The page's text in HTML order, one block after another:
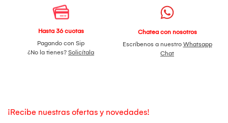
Hasta 36 cuotas
Pagando con Sip
¿No la tienes? Solicítala
Chatea con nosotros
Escríbenos a nuestro Whatsapp
Chat
¡Recibe nuestras ofertas y novedades!